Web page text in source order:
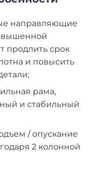
направляющие
продлить срок
и повысить
рама,
и стабильный
/ опускание
2 колонной